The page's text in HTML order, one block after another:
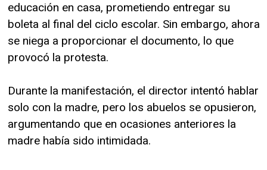
educación en casa, prometiendo entregar su
boleta al final del ciclo escolar. Sin embargo, ahora
se niega a proporcionar el documento, lo que
provocó la protesta.
Durante la manifestación, el director intentó hablar
solo con la madre, pero los abuelos se opusieron,
argumentando que en ocasiones anteriores la
madre había sido intimidada.